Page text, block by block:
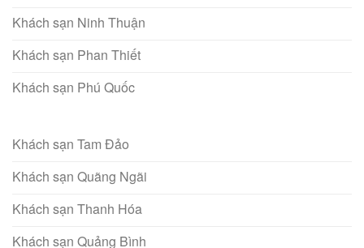
Khách sạn Ninh Thuận
Khách sạn Phan Thiết
Khách sạn Phú Quốc
Khách sạn Tam Đảo
Khách sạn Quãng Ngãi
Khách sạn Thanh Hóa
Khách sạn Quảng Bình